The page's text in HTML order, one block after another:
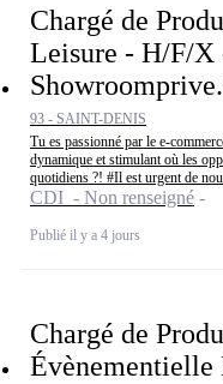
Chargé de
Leisure - H/F/X
93 - SAINT-DENIS
Tu es passionné par le e-
dynamique et stimulant où les
quotidiens ?! #Il est urgent de
CDI - Non renseigné
Publié il y a 4 jours
Chargé de
Évènementielle